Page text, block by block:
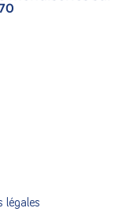
légales